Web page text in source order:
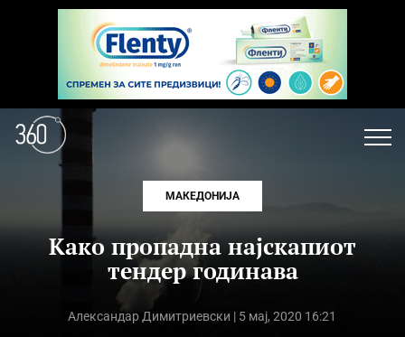
МАКЕДОНИЈА
Како пропадна најскапиот
тендер годинава
Александар Димитриевски | 5 мај, 2020 16:21